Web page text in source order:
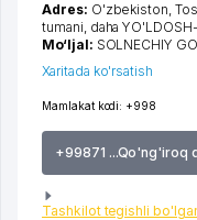
Mamlakat kodi: +998
+99871 ...Qo'ng'iroq
Tashkilot tegishli
Adres: O'zbekiston,
tumani, daha
Mo‘ljal: SOLNECHIY
Xaritada ko'rsatish